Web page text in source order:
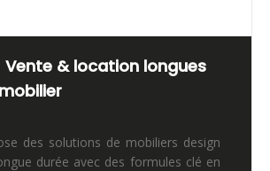
Vente & location longues
des solutions de mobiliers design
durée avec des formules clé en